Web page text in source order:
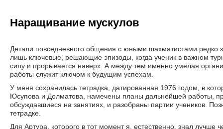
Наращивание мускулов
Детали повседневного общения с юными шахматистами редко
лишь ключевые, решающие эпизоды, когда ученик в важном
силу и прорывается наверх. А между тем именно умелая
работы служит ключом к будущим успехам.
У меня сохранилась тетрадка, датированная 1976 годом, в
Юсупова и Долматова, намечены планы дальнейшей работы,
обсуждавшиеся на занятиях, и разобраны партии учеников.
тетрадке.
Для Артура, которого в тот момент я, естественно, знал